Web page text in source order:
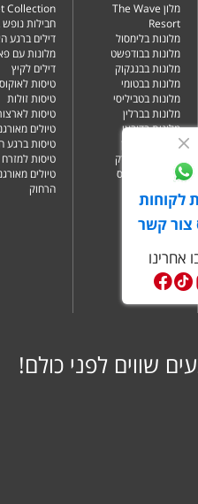
לקוחות
צור קשר
אחרינו
מלון The Wave
Resort
מלונות בלימסול
מלונות בבודפשט
מלונות בבנגקוק
מלונות בבטומי
מלונות בטביליסי
מלונות בברלין
מלונות בדובאי
מלונות בלונדון
מלונות בניו יורק
מלונות בפאפוס
Collection
חבילות
דילים ברגע
מלונות עם
דילים לקיץ
טיסות
טיסות זולות
טיסות
טיולים
טיסות ברגע
טיסות
טיולים
הרחוק
שווים לפני כולם!